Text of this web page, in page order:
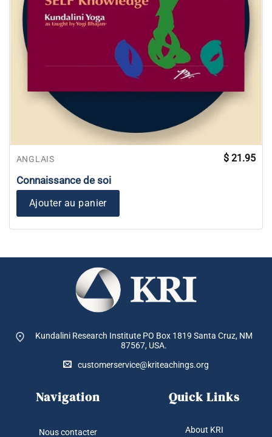
ANGLAIS
Connaissance de soi
$ 21.95
Ajouter au panier
Kundalini Research Institute PO Box 1819 Santa Cruz, NM
87567, USA.
customerservice@kriteachings.org
Navigation
Nous contacter
Quick Links
About KRI